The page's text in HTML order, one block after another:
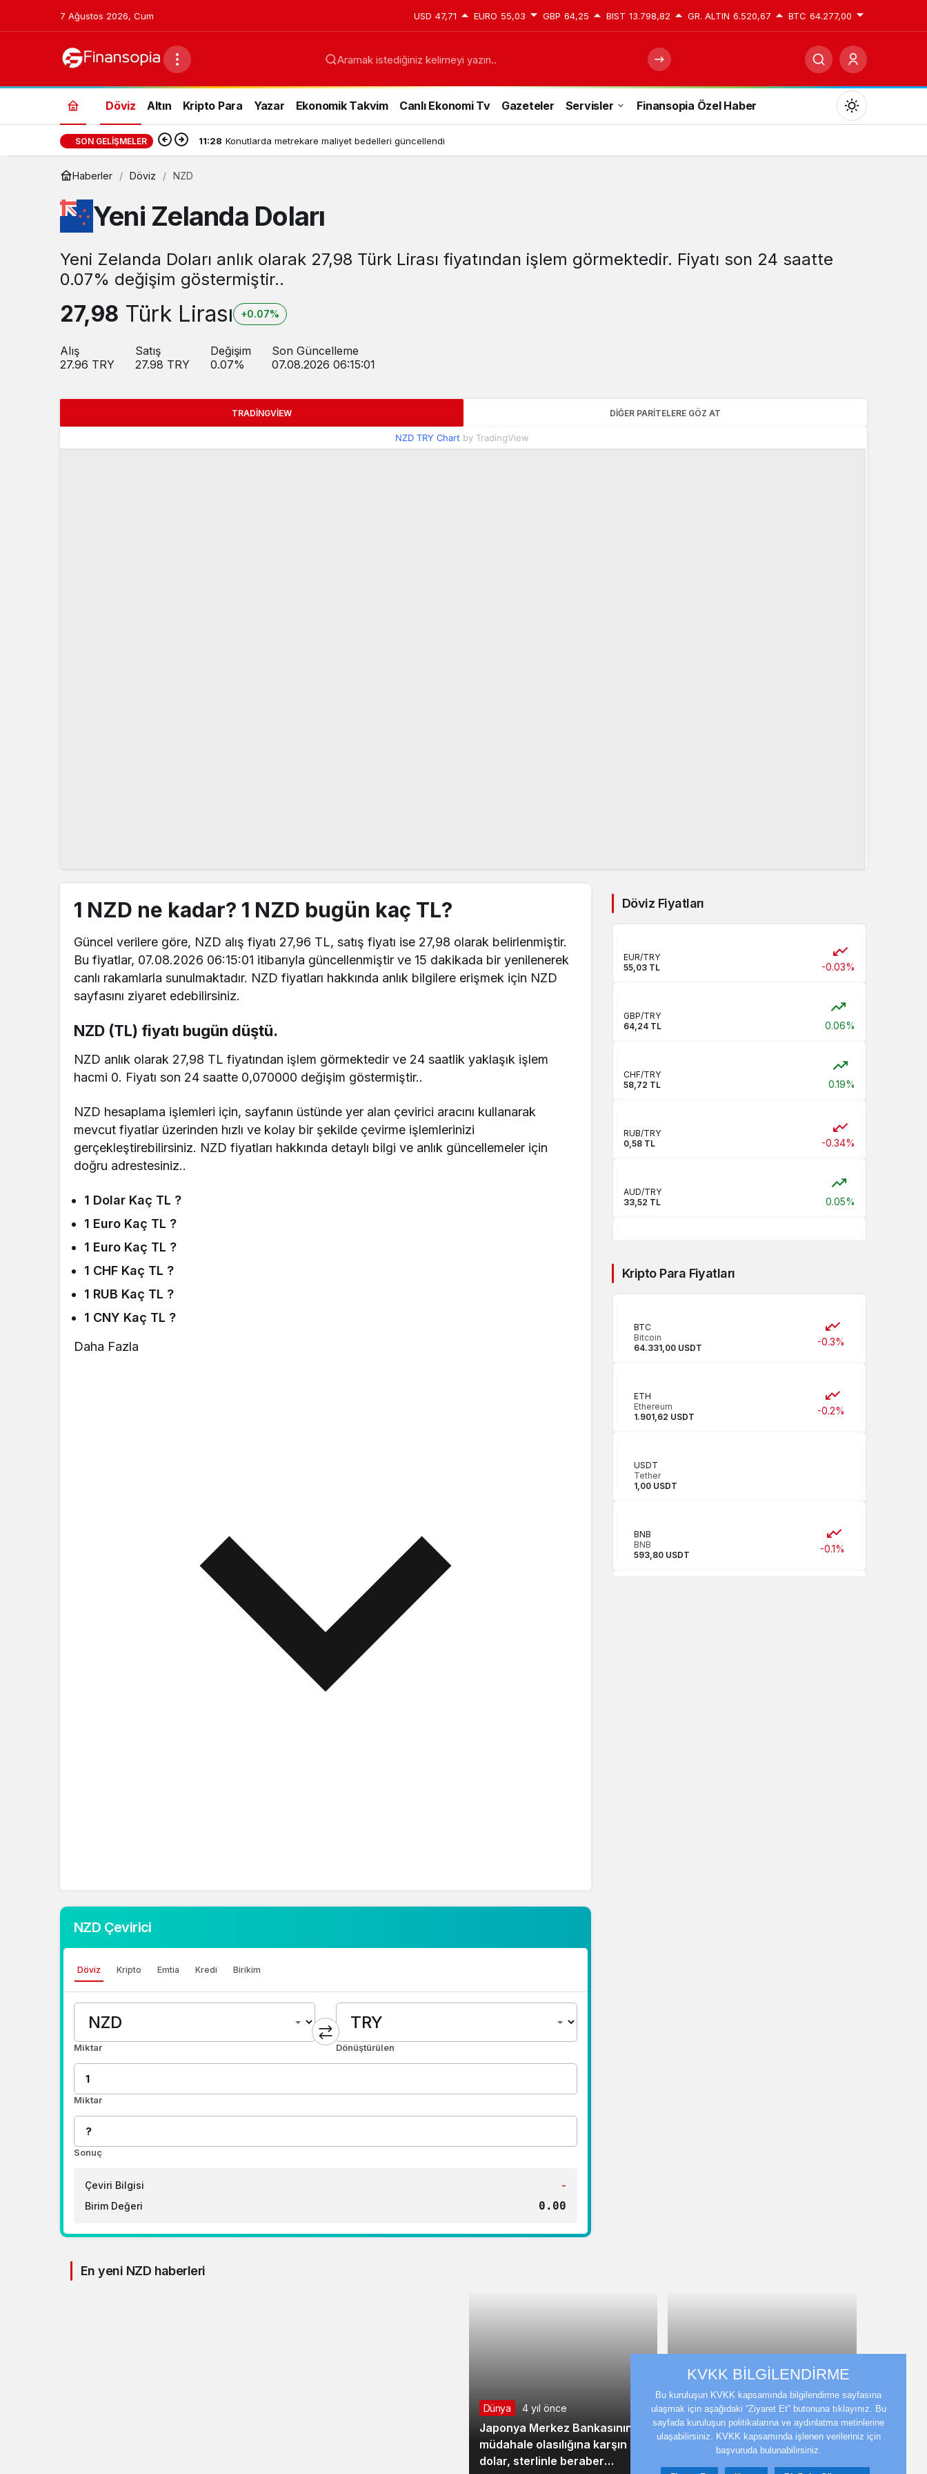
7 Ağustos 2026, Cum USD 47,71 EURO 55,03 GBP 64,25 BIST 13.798,82 GR. ALTIN 6.520,67 BTC 64.277,00
Döviz Altın Kripto Para Yazar Ekonomik Takvim Canlı Ekonomi Tv Gazeteler Servisler Finansopia Özel Haber
Mod
değiştir
SON GELIŞMELER 11:28 Konutlarda metrekare maliyet bedelleri güncellendi
Haberler Döviz NZD
Yeni Zelanda Doları
Yeni Zelanda Doları anlık olarak 27,98 Türk Lirası fiyatından işlem görmektedir. Fiyatı son 24 saatte
0.07% değişim göstermiştir..
27,98 Türk Lirası +0.07%
Alış
27.96 TRY
Satış
27.98 TRY
Değişim
0.07%
Son Güncelleme
07.08.2026 06:15:01
TRADINGVIEW DIĞER PARITELERE GÖZ AT
NZD TRY Chart by TradingView
1 NZD ne kadar? 1 NZD bugün kaç TL?
Güncel verilere göre, NZD alış fiyatı 27,96 TL, satış fiyatı ise 27,98 olarak belirlenmiştir.
Bu fiyatlar, 07.08.2026 06:15:01 itibarıyla güncellenmiştir ve 15 dakikada bir yenilenerek
canlı rakamlarla sunulmaktadır. NZD fiyatları hakkında anlık bilgilere erişmek için NZD
sayfasını ziyaret edebilirsiniz.
NZD (TL) fiyatı bugün düştü.
NZD anlık olarak 27,98 TL fiyatından işlem görmektedir ve 24 saatlik yaklaşık işlem
hacmi 0. Fiyatı son 24 saatte 0,070000 değişim göstermiştir..
NZD hesaplama işlemleri için, sayfanın üstünde yer alan çevirici aracını kullanarak
mevcut fiyatlar üzerinden hızlı ve kolay bir şekilde çevirme işlemlerinizi
gerçekleştirebilirsiniz. NZD fiyatları hakkında detaylı bilgi ve anlık güncellemeler için
doğru adrestesiniz..
1 Dolar Kaç TL ?
1 Euro Kaç TL ?
1 Euro Kaç TL ?
1 CHF Kaç TL ?
1 RUB Kaç TL ?
1 CNY Kaç TL ?
Daha Fazla
NZD Çevirici
Döviz Kripto Emtia Kredi Birikim
Miktar Dönüştürülen
Miktar
Sonuç
Çeviri Bilgisi
-
Birim Değeri
0.00
Döviz Fiyatları
EUR/TRY
55,03 TL
-0.03%
GBP/TRY
64,24 TL
0.06%
CHF/TRY
58,72 TL
0.19%
RUB/TRY
0,58 TL
-0.34%
AUD/TRY
33,52 TL
0.05%
Kripto Para Fiyatları
BTC
Bitcoin
64.331,00 USDT
-0.3%
ETH
Ethereum
1.901,62 USDT
-0.2%
USDT
Tether
1,00 USDT
BNB
BNB
593,80 USDT
-0.1%
En yeni NZD haberleri
Bugün 16 altcoin için büyük gün: Neler
olacak?
Dünya 4 yıl önce
Japonya Merkez Bankasının
müdahale olasılığına karşın
dolar, sterlinle beraber
Dünya 4 yıl önce
Yeni Zelanda’da kredi kartı
KVKK BİLGİLENDİRME
Bu kuruluşun KVKK kapsamında bilgilendirme sayfasına
ulaşmak için aşağıdaki “Ziyaret Et” butonuna tıklayınız. Bu
sayfada kuruluşun politikalarına ve aydınlatma metinlerine
ulaşabilirsiniz. KVKK kapsamında işlenen verileriniz için
başvuruda bulunabilirsiniz.